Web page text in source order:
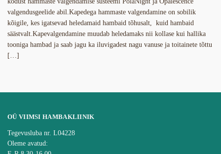
valgendusgeelide abil.Kapedega hammaste valgendamine on sobilik
kõigile, kes igatsevad heledamaid hambaid tõhusalt, kuid hambaid
säästvalt.Kapevalgendamine muudab heledamaks nii kollase kui hallika
tooniga hambad ja saab jagu ka iluvigadest nagu vanuse ja toitainete tõttu
[…]
OÜ VIIMSI HAMBAKLIINIK
Tegevusluba nr. L04228
Oleme avatud: